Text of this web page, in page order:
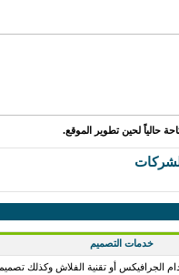
حالياً لحين تطوير الموقع.
خدمات التصميم
أو تقنية الفلاش وكذلك تصميم